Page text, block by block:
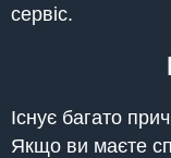
сервіс.
Існує багато
Якщо ви маєте